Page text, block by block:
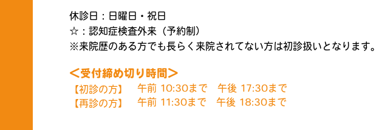
休診日：日曜日・祝日
☆：認知症検査外来（予約制）
※来院歴のある方でも長らく来院されてない方は初診扱いとなります。
＜受付締め切り時間＞
初診の方
午前 10:30まで 午後 17:30まで
再診の方
午前 11:30まで 午後 18:30まで